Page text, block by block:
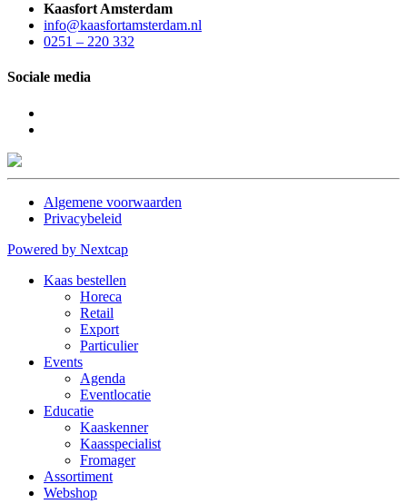
Kaasfort Amsterdam
info@kaasfortamsterdam.nl
0251 – 220 332
Sociale media
Algemene voorwaarden
Privacybeleid
Powered by Nextcap
Kaas bestellen
Horeca
Retail
Export
Particulier
Events
Agenda
Eventlocatie
Educatie
Kaaskenner
Kaasspecialist
Fromager
Assortiment
Webshop